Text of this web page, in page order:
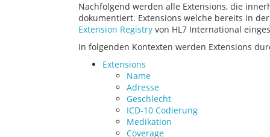
Nachfolgend werden alle Extensions, die
dokumentiert. Extensions welche bereits in
Extension Registry von HL7 International
In folgenden Kontexten werden Extensions
Extensions
Name
Adresse
Geschlecht
ICD-10 Codierung
Medikation
Coverage